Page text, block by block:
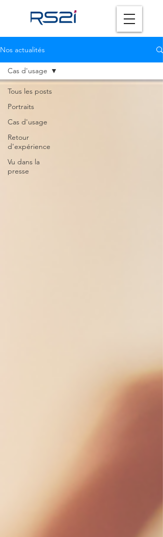
Nos actualités
Tous les posts
Portraits
Cas d'usage
Retour
d'expérience
Vu dans la
presse
Cas d'usage